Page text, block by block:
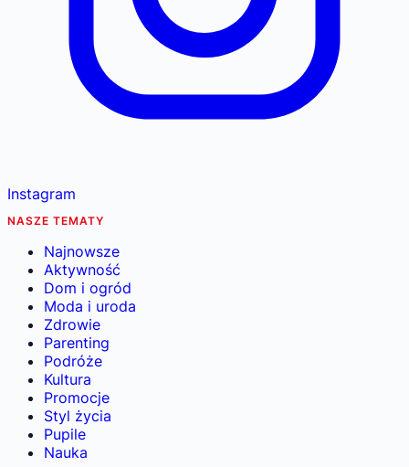
Instagram
NASZE TEMATY
Najnowsze
Aktywność
Dom i ogród
Moda i uroda
Zdrowie
Parenting
Podróże
Kultura
Promocje
Styl życia
Pupile
Nauka